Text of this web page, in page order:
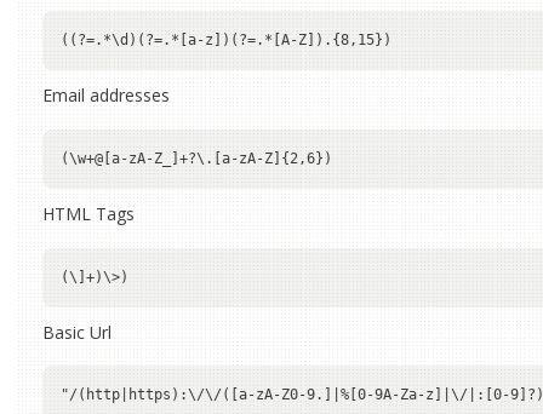
Email addresses
HTML Tags
Basic Url